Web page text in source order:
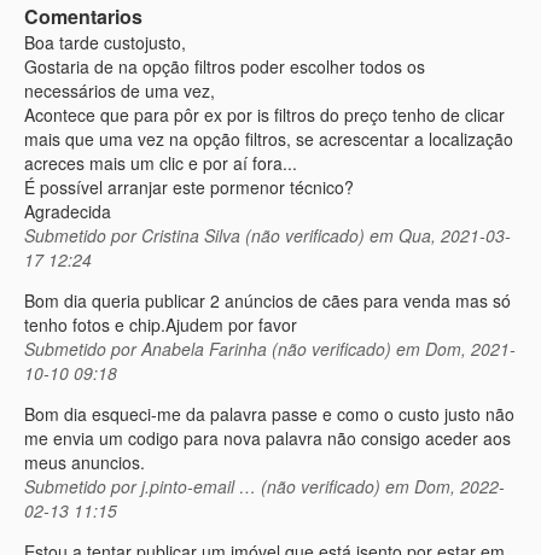
Comentarios
Boa tarde custojusto,
Gostaria de na opção filtros poder escolher todos os
necessários de uma vez,
Acontece que para pôr ex por is filtros do preço tenho de clicar
mais que uma vez na opção filtros, se acrescentar a localização
acreces mais um clic e por aí fora...
É possível arranjar este pormenor técnico?
Agradecida
Submetido por Cristina Silva (não verificado) em Qua, 2021-03-
17 12:24
Bom dia queria publicar 2 anúncios de cães para venda mas só
tenho fotos e chip.Ajudem por favor
Submetido porAnabela Farinha (não verificado) em Dom, 2021-
10-10 09:18
Bom dia esqueci-me da palavra passe e como o custo justo não
me envia um codigo para nova palavra não consigo aceder aos
meus anuncios.
Submetido porj.pinto-email … (não verificado) em Dom, 2022-
02-13 11:15